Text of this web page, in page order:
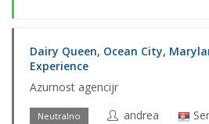
Dairy Queen, Ocean City,
Experience
Azurnost agencijr
Neutralno andrea